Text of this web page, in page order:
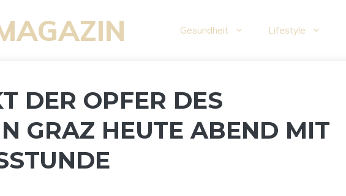
Gesundheit Lifestyle
DER OPFER DES
GRAZ HEUTE ABEND MIT